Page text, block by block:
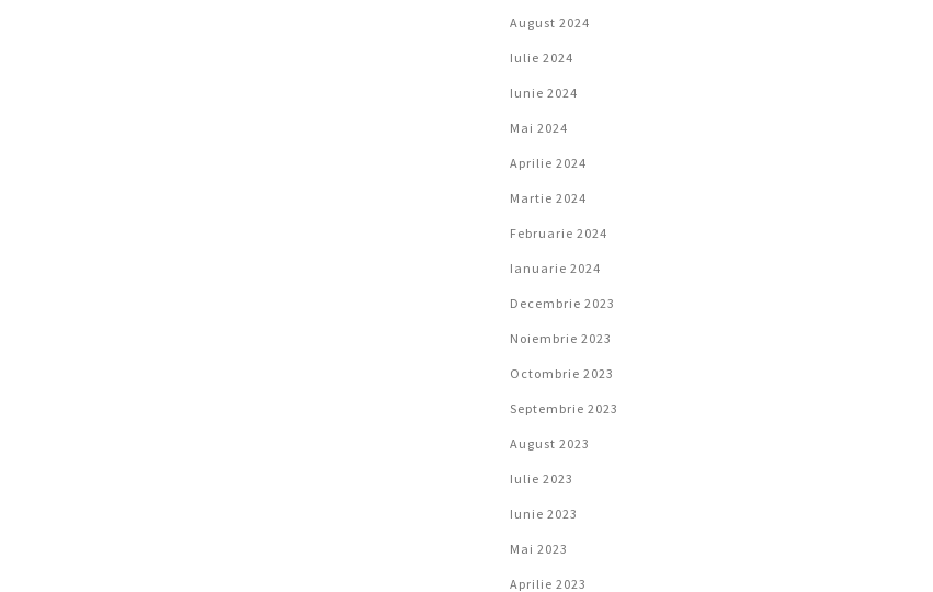
August 2024
Iulie 2024
Iunie 2024
Mai 2024
Aprilie 2024
Martie 2024
Februarie 2024
Ianuarie 2024
Decembrie 2023
Noiembrie 2023
Octombrie 2023
Septembrie 2023
August 2023
Iulie 2023
Iunie 2023
Mai 2023
Aprilie 2023